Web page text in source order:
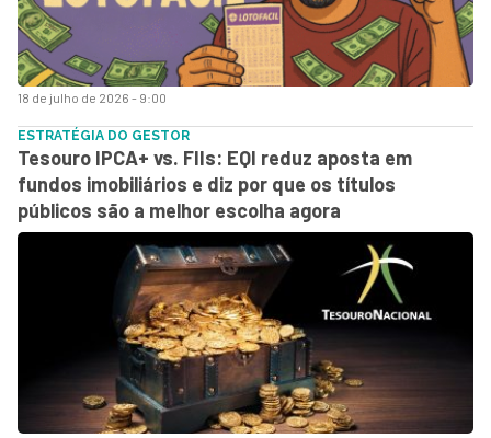
18 de julho de 2026 - 9:00
ESTRATÉGIA DO GESTOR
Tesouro IPCA+ vs. FIIs: EQI reduz aposta em
fundos imobiliários e diz por que os títulos
públicos são a melhor escolha agora